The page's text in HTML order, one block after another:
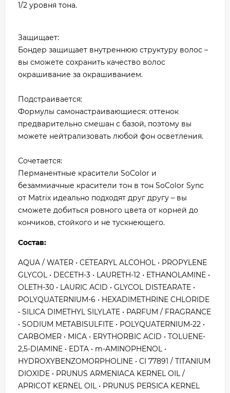
1/2 уровня тона.
Защищает:
Бондер защищает внутреннюю структуру волос –
вы сможете сохранить качество волос
окрашивание за окрашиванием.
Подстраивается:
Формулы самонастраивающиеся: оттенок
предварительно смешан с базой, поэтому вы
можете нейтрализовать любой фон осветления.
Сочетается:
Перманентные красители SoColor и
безаммиачные красители тон в тон SoColor Sync
от Matrix идеально подходят друг другу – вы
сможете добиться ровного цвета от корней до
кончиков, стойкого и не тускнеющего.
Состав:
AQUA / WATER • CETEARYL ALCOHOL • PROPYLENE
GLYCOL • DECETH-3 • LAURETH-12 • ETHANOLAMINE •
OLETH-30 • LAURIC ACID • GLYCOL DISTEARATE •
POLYQUATERNIUM-6 • HEXADIMETHRINE CHLORIDE
• SILICA DIMETHYL SILYLATE • PARFUM / FRAGRANCE
• SODIUM METABISULFITE • POLYQUATERNIUM-22 •
CARBOMER • MICA • ERYTHORBIC ACID • TOLUENE-
2,5-DIAMINE • EDTA • m-AMINOPHENOL •
HYDROXYBENZOMORPHOLINE • CI 77891 / TITANIUM
DIOXIDE • PRUNUS ARMENIACA KERNEL OIL /
APRICOT KERNEL OIL • PRUNUS PERSICA KERNEL